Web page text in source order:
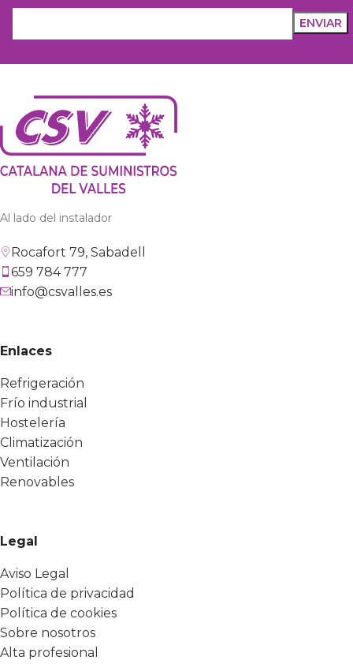
Al lado del instalador
Rocafort 79, Sabadell
659 784 777
info@csvalles.es
Enlaces
Refrigeración
Frío industrial
Hostelería
Climatización
Ventilación
Renovables
Legal
Aviso Legal
Política de privacidad
Política de cookies
Sobre nosotros
Alta profesional